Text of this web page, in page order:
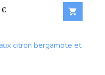
€ 
citron bergamote et